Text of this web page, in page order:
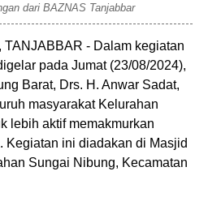
dari BAZNAS Tanjabbar
TANJABBAR - Dalam kegiatan
pada Jumat (23/08/2024),
Barat, Drs. H. Anwar Sadat,
masyarakat Kelurahan
lebih aktif memakmurkan
Kegiatan ini diadakan di Masjid
Sungai Nibung, Kecamatan